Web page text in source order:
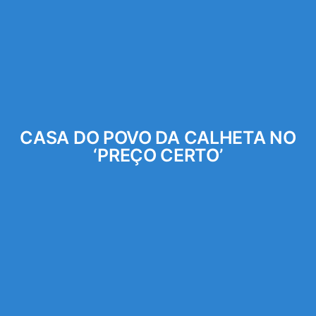
CASA DO POVO DA CALHETA NO
‘PREÇO CERTO’